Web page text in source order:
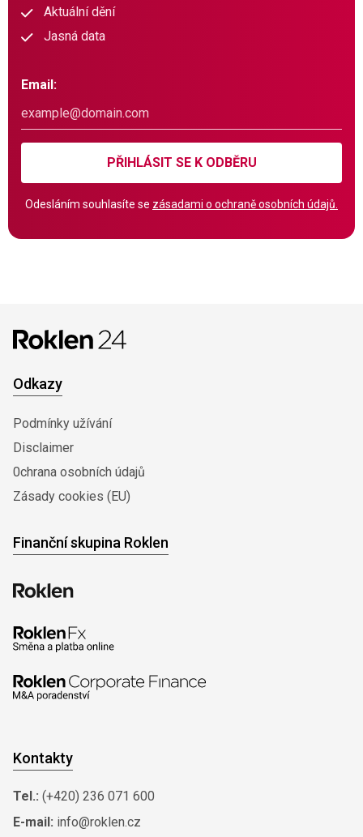
Aktuální dění
Jasná data
Email:
PŘIHLÁSIT SE K ODBĚRU
Odesláním souhlasíte se zásadami o ochraně osobních údajů.
Odkazy
Podmínky užívání
Disclaimer
0chrana osobních údajů
Zásady cookies (EU)
Finanční skupina Roklen
Kontakty
Tel.: (+420) 236 071 600
E-mail: info@roklen.cz